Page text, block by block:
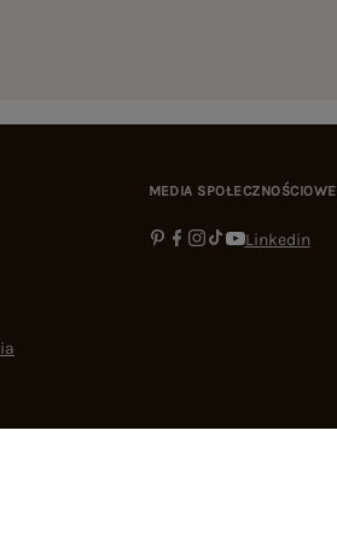
MEDIA SPOŁECZNOŚCIOWE
Linkedin